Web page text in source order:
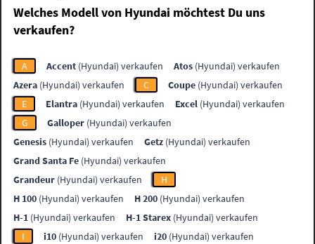
Welches Modell von Hyundai möchtest Du uns
verkaufen?
A Accent (Hyundai) verkaufen Atos (Hyundai) verkaufen
Azera (Hyundai) verkaufen C Coupe (Hyundai) verkaufen
E
Elantra (Hyundai) verkaufen Excel (Hyundai) verkaufen
G
Galloper (Hyundai) verkaufen
Genesis (Hyundai) verkaufen Getz(Hyundai) verkaufen
Grand Santa Fe (Hyundai) verkaufen
Grandeur (Hyundai) verkaufen
H
H 100 (Hyundai) verkaufen H 200 (Hyundai) verkaufen
H-1 (Hyundai) verkaufen H-1 Starex (Hyundai) verkaufen
I
i10 (Hyundai) verkaufen i20 (Hyundai) verkaufen